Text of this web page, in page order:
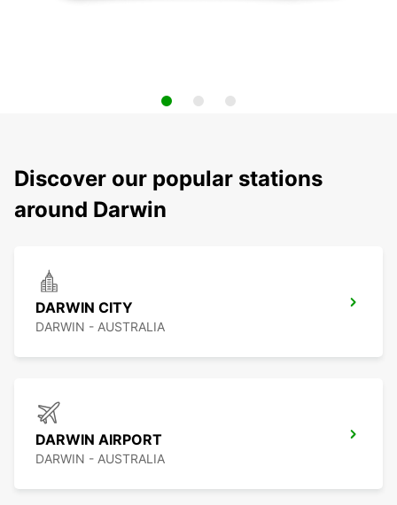
Discover our popular stations
around Darwin
DARWIN CITY
DARWIN - AUSTRALIA
DARWIN AIRPORT
DARWIN - AUSTRALIA